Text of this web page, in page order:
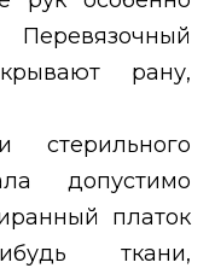
рану,
стерильного
допустимо
платок
ткани,